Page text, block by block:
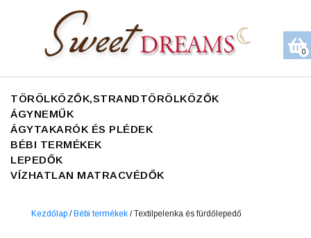
TÖRÖLKÖZŐK,STRANDTÖRÖLKÖZŐK
ÁGYNEMŰK
ÁGYTAKARÓK ÉS PLÉDEK
BÉBI TERMÉKEK
LEPEDŐK
VÍZHATLAN MATRACVÉDŐK
Kezdőlap / Bébi termékek / Textilpelenka és fürdőlepedő
0